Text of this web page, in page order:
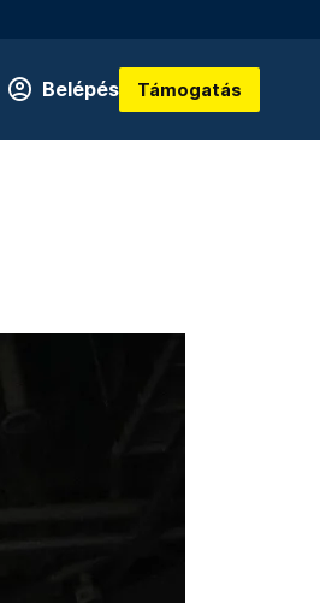
Belépés Támogatás